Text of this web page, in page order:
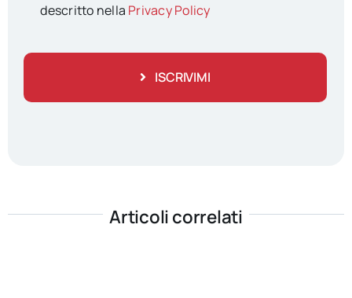
descritto nella Privacy Policy
ISCRIVIMI
Articoli correlati